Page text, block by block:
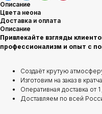
Описание
Цвета неона
Доставка и оплата
Описание
Привлекайте взгляды
профессионализм и опыт с
Создаёт крутую
Изготовим на заказ в
Оперативная доставка от 1
Доставляем по всей